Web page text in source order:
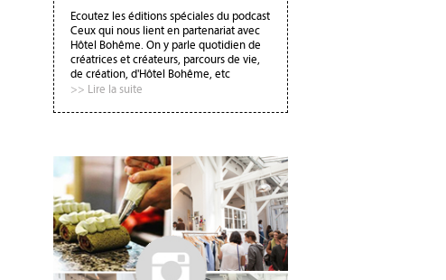
Ecoutez les éditions spéciales du podcast
Ceux qui nous lient en partenariat avec
Hôtel Bohême. On y parle quotidien de
créatrices et créateurs, parcours de vie,
de création, d'Hôtel Bohême, etc
>> Lire la suite